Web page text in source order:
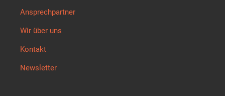
Ansprechpartner
Wir über uns
Kontakt
Newsletter